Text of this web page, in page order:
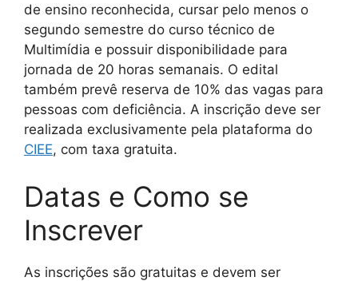
de ensino reconhecida, cursar pelo menos o
segundo semestre do curso técnico de
Multimídia e possuir disponibilidade para
jornada de 20 horas semanais. O edital
também prevê reserva de 10% das vagas para
pessoas com deficiência. A inscrição deve ser
realizada exclusivamente pela plataforma do
CIEE, com taxa gratuita.
Datas e Como se
Inscrever
As inscrições são gratuitas e devem ser